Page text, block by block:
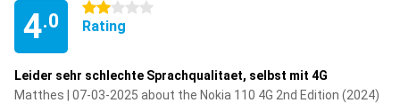
4.0
2 stars
Rating
Leider sehr schlechte Sprachqualitaet, selbst mit 4G
Matthes | 07-03-2025 about the Nokia 110 4G 2nd Edition (2024)